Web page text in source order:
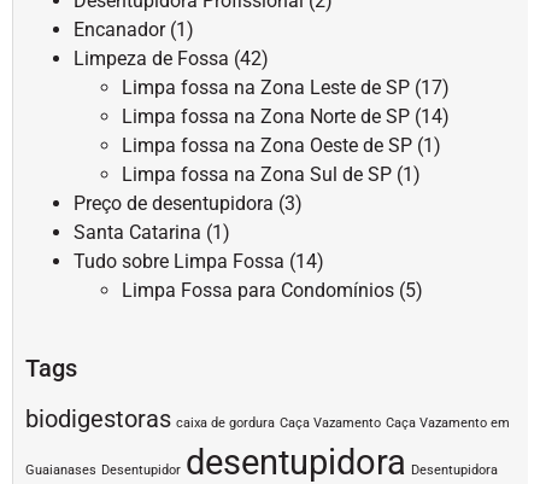
Encanador(1)
Limpeza de Fossa (42)
Limpa fossa na Zona Leste de SP (17)
Limpa fossa na Zona Norte de SP (14)
Limpa fossa na Zona Oeste de SP (1)
Limpa fossa na Zona Sul de SP (1)
Preço de desentupidora (3)
Santa Catarina (1)
Tudo sobre Limpa Fossa (14)
Limpa Fossa para Condomínios (5)
Tags
biodigestoras caixa de gordura Caça Vazamento Caça Vazamento em
Guaianases Desentupidor desentupidora Desentupidora